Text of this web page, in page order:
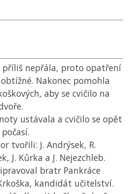
příliš nepřála, proto opatření
Nakonec pomohla
aby se cvičilo na
ustávala a cvičilo se opět
tvořili: J. Andrýsek, R.
J. Kůrka a J. Nejezchleb.
bratr Pankráce
kandidát učitelství.